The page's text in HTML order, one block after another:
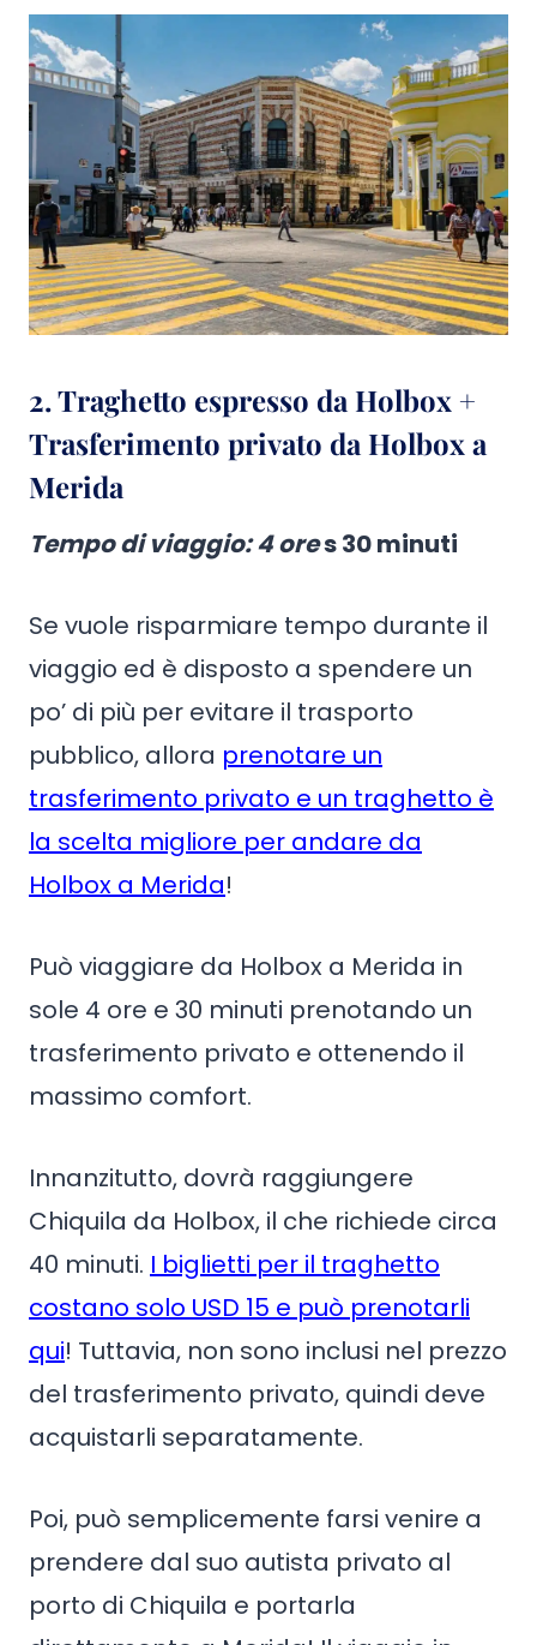
2. Traghetto espresso da Holbox +
Trasferimento privato da Holbox a
Merida
Tempo di viaggio: 4 ores 30 minuti
Se vuole risparmiare tempo durante il
viaggio ed è disposto a spendere un
po’ di più per evitare il trasporto
pubblico, allora prenotare un
trasferimento privato e un traghetto è
la scelta migliore per andare da
Holbox a Merida!
Può viaggiare da Holbox a Merida in
sole 4 ore e 30 minuti prenotando un
trasferimento privato e ottenendo il
massimo comfort.
Innanzitutto, dovrà raggiungere
Chiquila da Holbox, il che richiede circa
40 minuti. I biglietti per il traghetto
costano solo USD 15 e può prenotarli
qui! Tuttavia, non sono inclusi nel prezzo
del trasferimento privato, quindi deve
acquistarli separatamente.
Poi, può semplicemente farsi venire a
prendere dal suo autista privato al
porto di Chiquila e portarla